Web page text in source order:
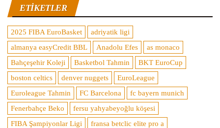
ETIKETLER
2025 FIBA EuroBasket
adriyatik ligi
almanya easyCredit BBL
Anadolu Efes
as monaco
Bahçeşehir Koleji
Basketbol Tahmin
BKT EuroCup
boston celtics
denver nuggets
EuroLeague
Euroleague Tahmin
FC Barcelona
fc bayern munich
Fenerbahçe Beko
fersu yahyabeyoğlu köşesi
FIBA Şampiyonlar Ligi
fransa betclic elite pro a